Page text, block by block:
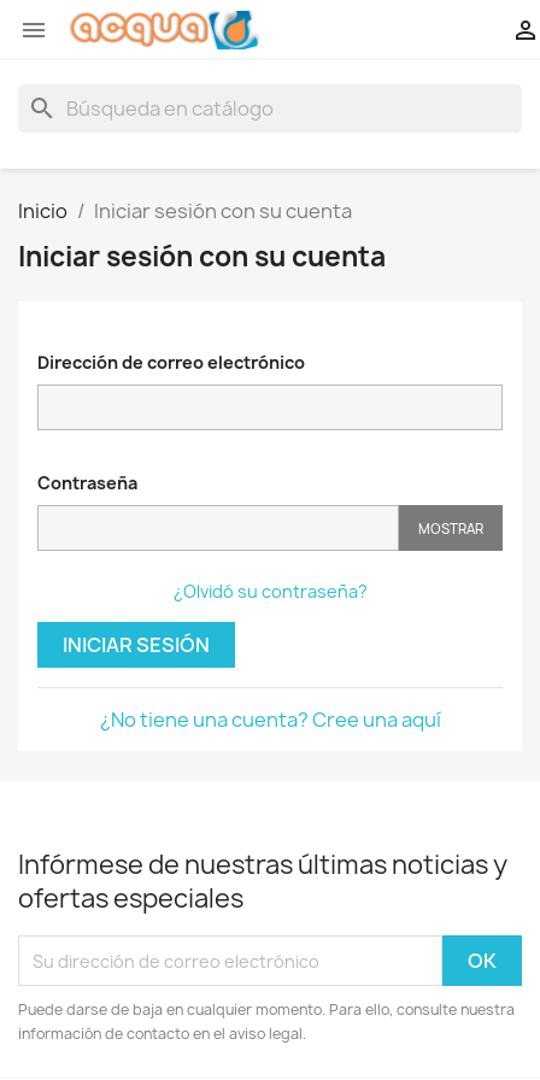
 
search
Inicio Iniciar sesión con su cuenta
Iniciar sesión con su cuenta
Dirección de correo electrónico
Contraseña
MOSTRAR
¿Olvidó su contraseña?
INICIAR SESIÓN
¿No tiene una cuenta? Cree una aquí
Infórmese de nuestras últimas noticias y
ofertas especiales
Puede darse de baja en cualquier momento. Para ello, consulte nuestra
información de contacto en el aviso legal.